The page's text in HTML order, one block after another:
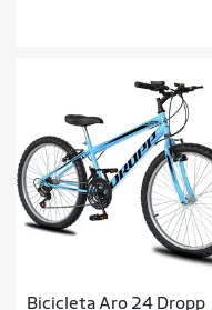
Bicicleta Aro 24 Dropp